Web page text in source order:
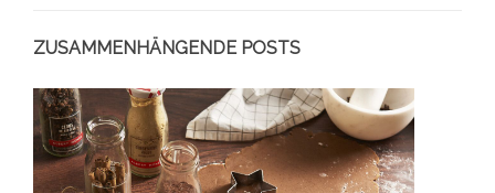
ZUSAMMENHÄNGENDE POSTS